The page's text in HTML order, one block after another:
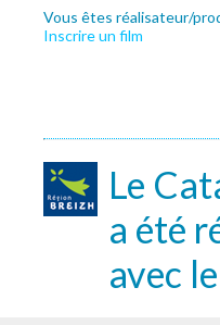
Vous êtes réalisateur/
Inscrire un film
Le
a été
avec